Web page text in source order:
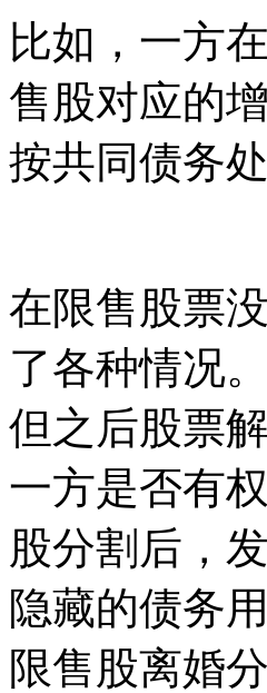
比如，一方
售股对应的
按共同债务
在限售股票
了各种情况
但之后股票
一方是否有
股分割后，
隐藏的债务
限售股离婚